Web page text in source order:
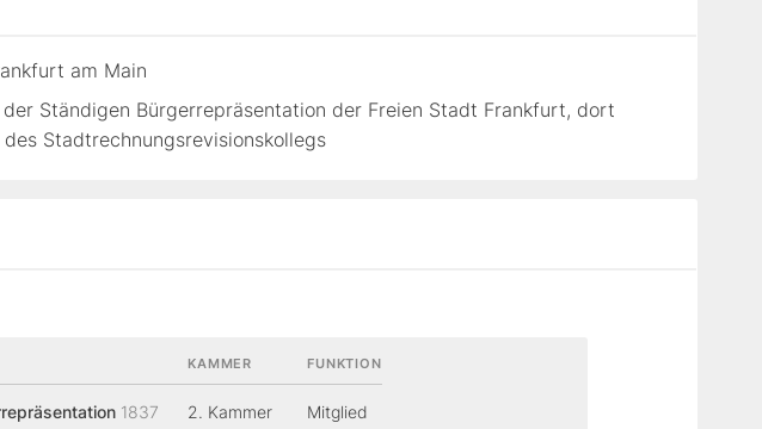
am Main
Ständigen Bürgerrepräsentation der Freien Stadt Frankfurt, dort
Stadtrechnungsrevisionskollegs
1837
KAMMER
2. Kammer
FUNKTION
Mitglied